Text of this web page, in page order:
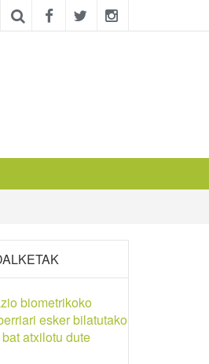
biometrikoko
esker bilatutako
atxilotu dute